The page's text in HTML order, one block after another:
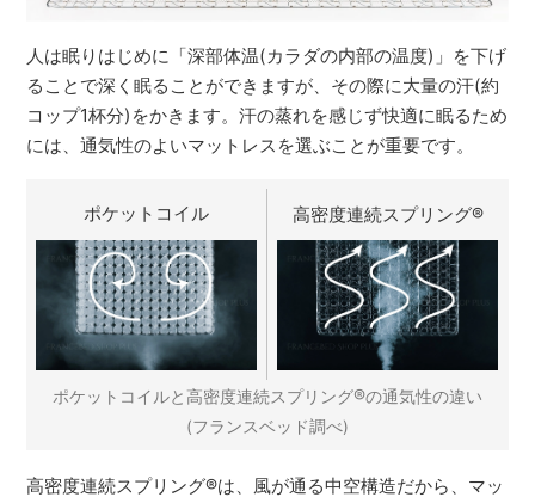
人は眠りはじめに「深部体温(カラダの内部の温度)」を下げ
ることで深く眠ることができますが、その際に大量の汗(約
コップ1杯分)をかきます。汗の蒸れを感じず快適に眠るため
には、通気性のよいマットレスを選ぶことが重要です。
ポケットコイル 高密度連続スプリング®
ポケットコイルと高密度連続スプリング®の通気性の違い
(フランスベッド調べ)
高密度連続スプリング®は、風が通る中空構造だから、マッ